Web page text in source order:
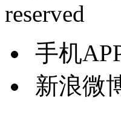
reserved
手机
新浪微